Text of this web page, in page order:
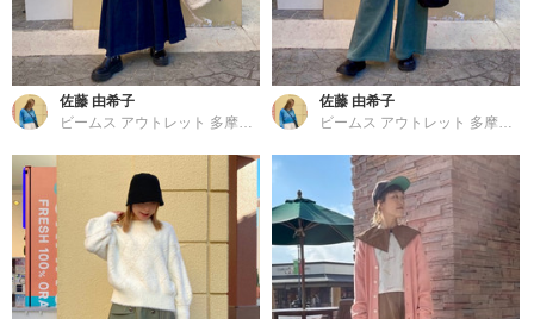
佐藤 由希子
ビームス アウトレット 多摩南大沢
佐藤 由希子
ビームス アウトレット 多摩南大沢